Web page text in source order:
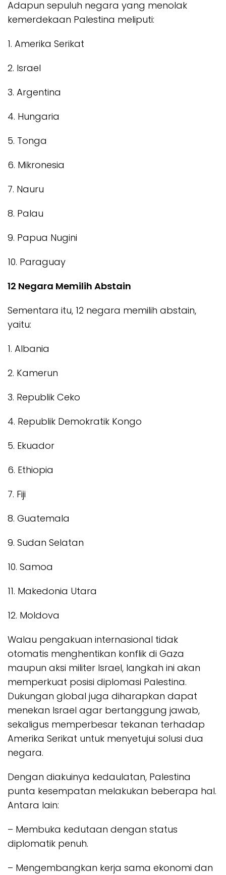
Adapun sepuluh negara yang menolak
kemerdekaan Palestina meliputi:
1. Amerika Serikat
2. Israel
3. Argentina
4. Hungaria
5. Tonga
6. Mikronesia
7. Nauru
8. Palau
9. Papua Nugini
10. Paraguay
12 Negara Memilih Abstain
Sementara itu, 12 negara memilih abstain,
yaitu:
1. Albania
2. Kamerun
3. Republik Ceko
4. Republik Demokratik Kongo
5. Ekuador
6. Ethiopia
7. Fiji
8. Guatemala
9. Sudan Selatan
10. Samoa
11. Makedonia Utara
12. Moldova
Walau pengakuan internasional tidak
otomatis menghentikan konflik di Gaza
maupun aksi militer Israel, langkah ini akan
memperkuat posisi diplomasi Palestina.
Dukungan global juga diharapkan dapat
menekan Israel agar bertanggung jawab,
sekaligus memperbesar tekanan terhadap
Amerika Serikat untuk menyetujui solusi dua
negara.
Dengan diakuinya kedaulatan, Palestina
punta kesempatan melakukan beberapa hal.
Antara lain:
– Membuka kedutaan dengan status
diplomatik penuh.
– Mengembangkan kerja sama ekonomi dan